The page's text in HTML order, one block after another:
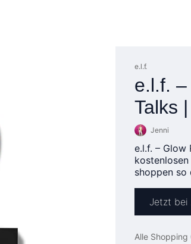
e.l.f.
e.l.f.
Talks
Jenni
e.l.f. – Glow
shoppen so
Jetzt bei
Alle